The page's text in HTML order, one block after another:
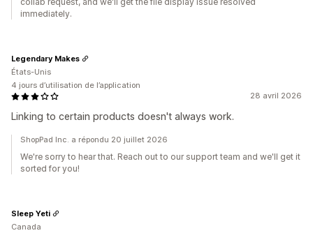
immediately.
28 avril 2026
Linking to certain products doesn't always work.
Legendary Makes
États-Unis
4 jours d’utilisation de l’application
ShopPad Inc. a répondu 20 juillet 2026
We're sorry to hear that. Reach out to our support team and we'll get it
sorted for you!
Sleep Yeti
Canada